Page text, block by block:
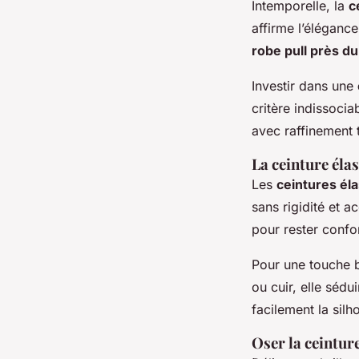
Intemporelle, la
affirme
robe pull près
Investir dans une
critère
avec raffinement
La ceinture
Les ceintures
sans rigidité et
pour rester
Pour une touche
ou cuir, elle
facilement la
Oser la